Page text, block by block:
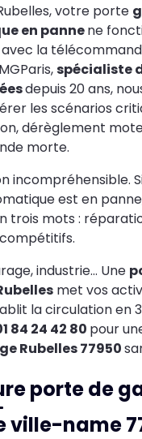
votre porte
en pannene
la
spécialiste
depuis 20 ans,
les scénarios
dérèglement
morte.
incompréhensible.
est en
trois mots :
industrie… Une
met vos
la circulation en
84 24 42 80 pour
Rubelles 77950
porte de
ville-name